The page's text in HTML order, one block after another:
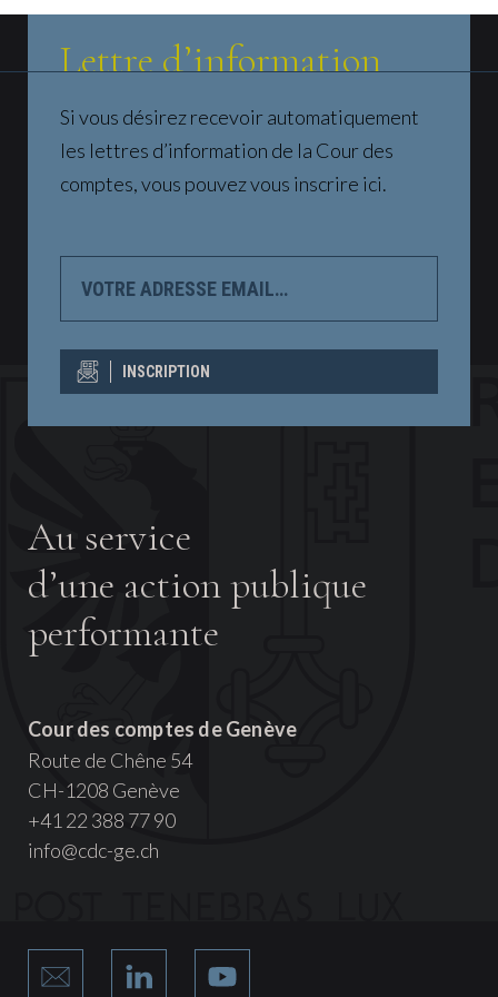
Lettre d’information
Si vous désirez recevoir automatiquement
les lettres d’information de la Cour des
comptes, vous pouvez vous inscrire ici.
ADRESSE
INSCRIPTION
Au service
d’une action publique
performante
Cour des comptes de Genève
Route de Chêne 54
CH-1208 Genève
+41 22 388 77 90
info@cdc-ge.ch